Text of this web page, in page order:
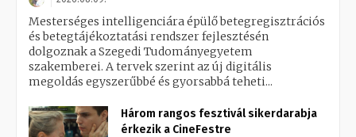
Mesterséges intelligenciára épülő betegregisztrációs
és betegtájékoztatási rendszer fejlesztésén
dolgoznak a Szegedi Tudományegyetem
szakemberei. A tervek szerint az új digitális
megoldás egyszerűbbé és gyorsabbá teheti...
Három rangos fesztivál sikerdarabja
érkezik a CineFestre